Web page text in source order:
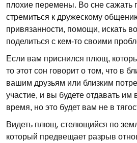
плохие перемены. Во сне сажать
стремиться к дружескому
привязанности, помощи, искать
поделиться с кем-то своими
Если вам приснился плющ,
то этот сон говорит о том, что в
вашим друзьям или близким
участие, и вы будете отдавать им
время, но это будет вам не в
Видеть плющ, стелющийся по
который предвещает разрыв